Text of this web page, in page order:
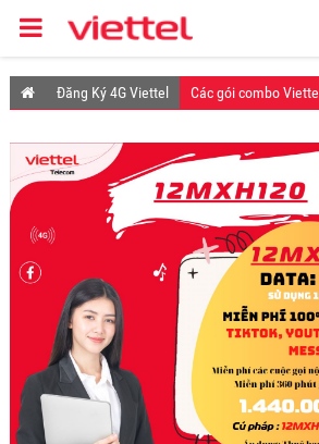
Đăng Ký 4G Viettel Các gói combo Viettel